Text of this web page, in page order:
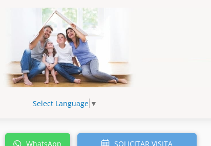
Select Language ▼
WhatsApp SOLICITAR VISITA